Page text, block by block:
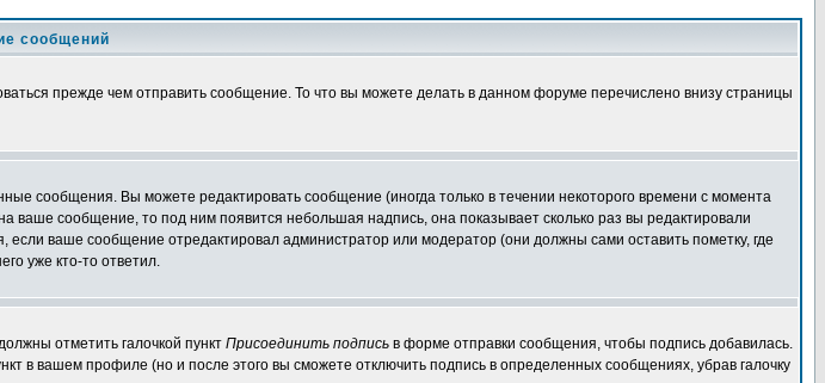
сообщений
прежде чем отправить сообщение. То что вы можете делать в данном форуме перечислено внизу страницы
сообщения. Вы можете редактировать сообщение (иногда только в течении некоторого времени с момента
ваше сообщение, то под ним появится небольшая надпись, она показывает сколько раз вы редактировали
ваше сообщение отредактировал администратор или модератор (они должны сами оставить пометку, где
уже кто-то ответил.
отметить галочкой пункт Присоединить подпись в форме отправки сообщения, чтобы подпись добавилась.
в вашем профиле (но и после этого вы сможете отключить подпись в определенных сообщениях, убрав галочку